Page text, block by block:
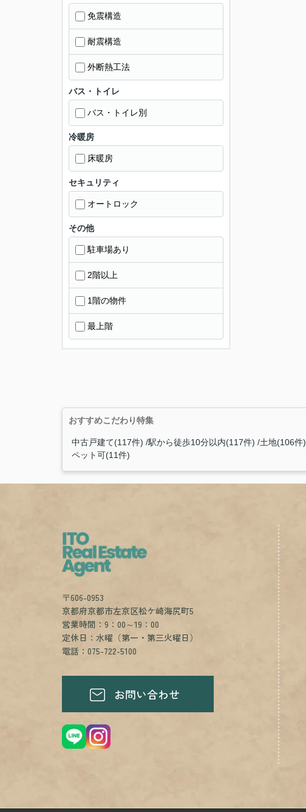
免震構造
耐震構造
外断熱工法
バス・トイレ
バス・トイレ別
冷暖房
床暖房
セキュリティ
オートロック
その他
駐車場あり
2階以上
1階の物件
最上階
おすすめこだわり特集
中古戸建て(117件) 駅から徒歩10分以内(117件) 土地(106件)
ペット可(11件)
〒606-0953
京都府京都市左京区松ケ崎海尻町5
営業時間：9：00～19：00
定休日：水曜（第一・第三火曜日）
電話：075-722-5100
お問い合わせ